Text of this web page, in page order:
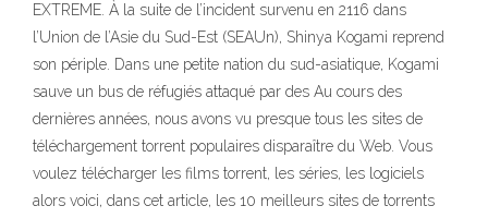
EXTREME. À la suite de l’incident survenu en 2116 dans
l’Union de l’Asie du Sud-Est (SEAUn), Shinya Kogami reprend
son périple. Dans une petite nation du sud-asiatique, Kogami
sauve un bus de réfugiés attaqué par des Au cours des
dernières années, nous avons vu presque tous les sites de
téléchargement torrent populaires disparaître du Web. Vous
voulez télécharger les films torrent, les séries, les logiciels
alors voici, dans cet article, les 10 meilleurs sites de torrents